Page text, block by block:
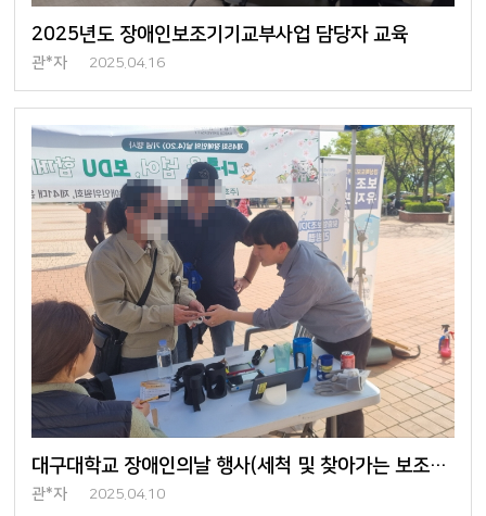
2025년도 장애인보조기기교부사업 담당자 교육
관*자 2025.04.16
대구대학교 장애인의날 행사(세척 및 찾아가는 보조기기 상담 서비스)
관*자 2025.04.10